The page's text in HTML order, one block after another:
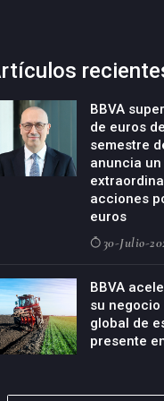
BBVA
de euros
semestre
anuncia
acciones
euros
30-Julio-
BBVA
su
global de
presente